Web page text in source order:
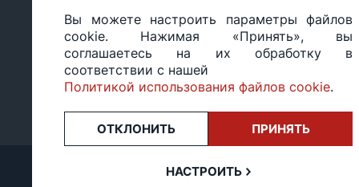
Регистрация в Торговом реестре: №494648 от
Заказы, оформленные в рабочий день после 18:00, а
или праздники, обрабатываются на следующий
Оценка 4,4★★★★★на основе 13 отзывов.
Вы можете настроить параметры файлов
cookie. Нажимая «Принять», вы
соглашаетесь на их обработку в
соответствии с нашей
Политикой использования файлов cookie.
ОТКЛОНИТЬ ПРИНЯТЬ
НАСТРОИТЬ